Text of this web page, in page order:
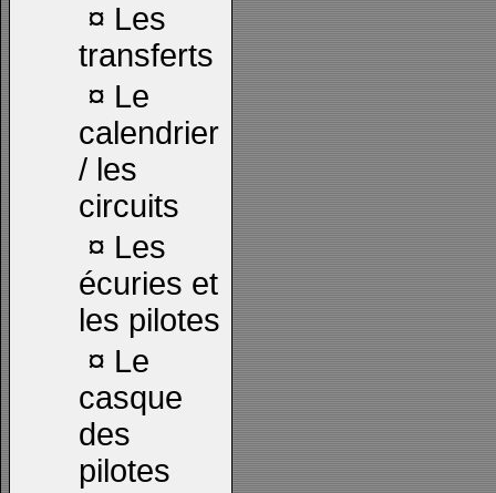
¤ Les
transferts
¤ Le
calendrier
/ les
circuits
¤ Les
écuries et
les pilotes
¤ Le
casque
des
pilotes